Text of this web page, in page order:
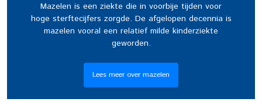
Mazelen is een ziekte die in voorbije tijden voor
hoge sterftecijfers zorgde. De afgelopen decennia is
mazelen vooral een relatief milde kinderziekte
geworden.
Lees meer over mazelen